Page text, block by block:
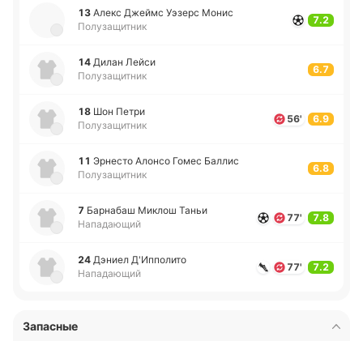
13 Алекс Джеймс Уэзерс Монис
Полузащитник
7.2
14 Дилан Лейси
Полузащитник
6.7
18 Шон Петри
Полузащитник
56' 6.9
11 Эрне­сто Алонсо Гомес Баллис
Полузащитник
6.8
7 Ба­рна­баш Миклош Таньи
Нападающий
77' 7.8
24 Дэниел Д'И­ппо­ли­то
Нападающий
77' 7.2
Запасные